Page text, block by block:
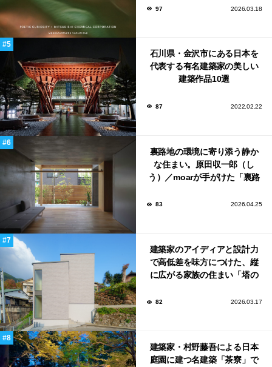
ンウィーク2026で初出展
97 2026.03.18
石川県・金沢市にある日本を
代表する有名建築家の美しい
建築作品10選
87 2022.02.22
裏路地の環境に寄り添う静か
な住まい。原田収一郎（し
う）／moarが手がけた「裏路
83 2026.04.25
建築家のアイディアと設計力
で高低差を味方につけた、縦
に広がる家族の住まい「塔の
82 2026.03.17
建築家・村野藤吾による日本
庭園に建つ名建築「茶寮」で